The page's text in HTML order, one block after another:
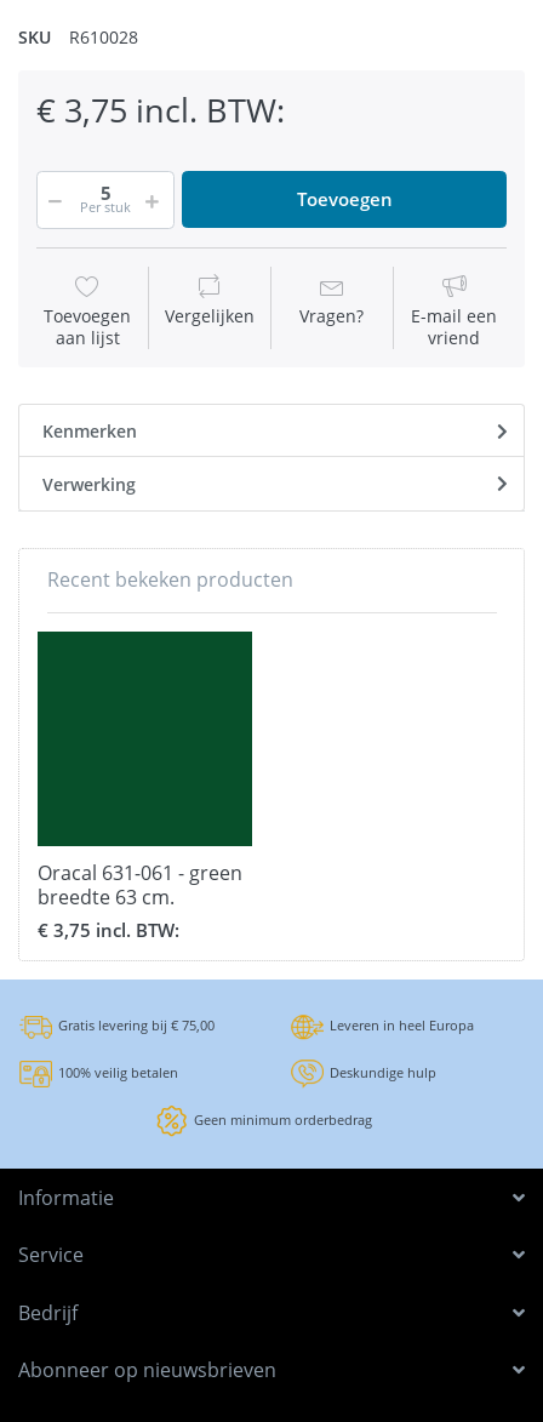
SKU R610028
€ 3,75 incl. BTW:
Per stuk Toevoegen
Toevoegen
aan lijst
Vergelijken Vragen?
E-mail een
vriend
Kenmerken
Verwerking
Recent bekeken producten
Oracal 631-061 - green
breedte 63 cm.
€ 3,75 incl. BTW:
Gratis levering bij € 75,00 Leveren in heel Europa
100% veilig betalen Deskundige hulp
Geen minimum orderbedrag
Informatie
Service
Bedrijf
Abonneer op nieuwsbrieven